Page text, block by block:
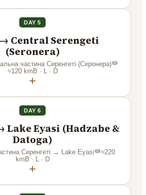
DAY 5
Central Serengeti
(Seronera)
частина Серенгеті (Серонера)
≈120km B · L · D
+
DAY 6
Lake Eyasi (Hadzabe &
Datoga)
Серенгеті → Lake Eyasi ≈220
km B · L · D
+